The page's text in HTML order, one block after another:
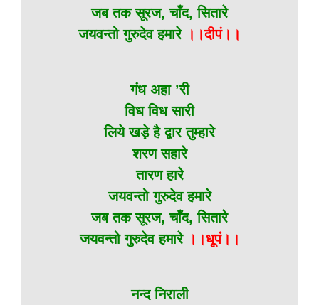
जब तक सूरज, चाँद, सितारे
जयवन्तो गुरुदेव हमारे।।दीपं।।
गंध अहा ’री
विध विध सारी
लिये खड़े है द्वार तुम्हारे
शरण सहारे
तारण हारे
जयवन्तो गुरुदेव हमारे
जब तक सूरज, चाँद, सितारे
जयवन्तो गुरुदेव हमारे ।।धूपं।।
नन्द निराली